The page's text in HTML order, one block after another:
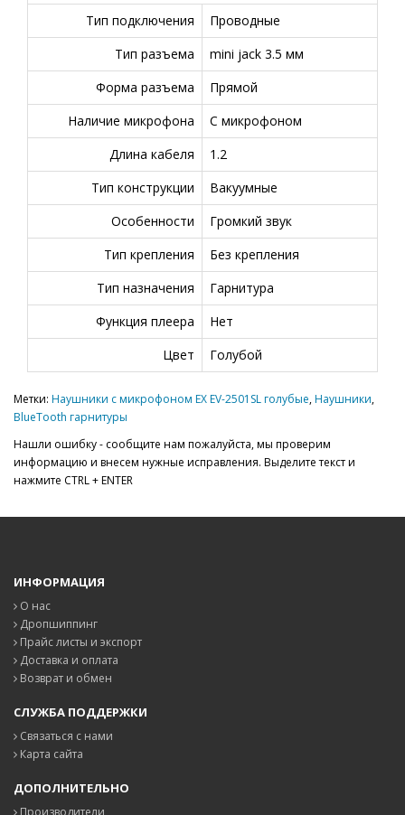
Тип подключения
Проводные
Тип разъема
mini jack 3.5 мм
Форма разъема
Прямой
Наличие микрофона
С микрофоном
Длина кабеля
1.2
Тип конструкции
Вакуумные
Особенности
Громкий звук
Тип крепления
Без крепления
Тип назначения
Гарнитура
Функция плеера
Нет
Цвет
Голубой
Метки: Наушники с микрофоном EX EV-2501SL голубые,Наушники,
BlueTooth гарнитуры
Нашли ошибку - сообщите нам пожалуйста, мы проверим
информацию и внесем нужные исправления. Выделите текст и
нажмите CTRL + ENTER
ИНФОРМАЦИЯ
О нас
Дропшиппинг
Прайс листы и экспорт
Доставка и оплата
Возврат и обмен
СЛУЖБА ПОДДЕРЖКИ
Связаться с нами
Карта сайта
ДОПОЛНИТЕЛЬНО
Производители